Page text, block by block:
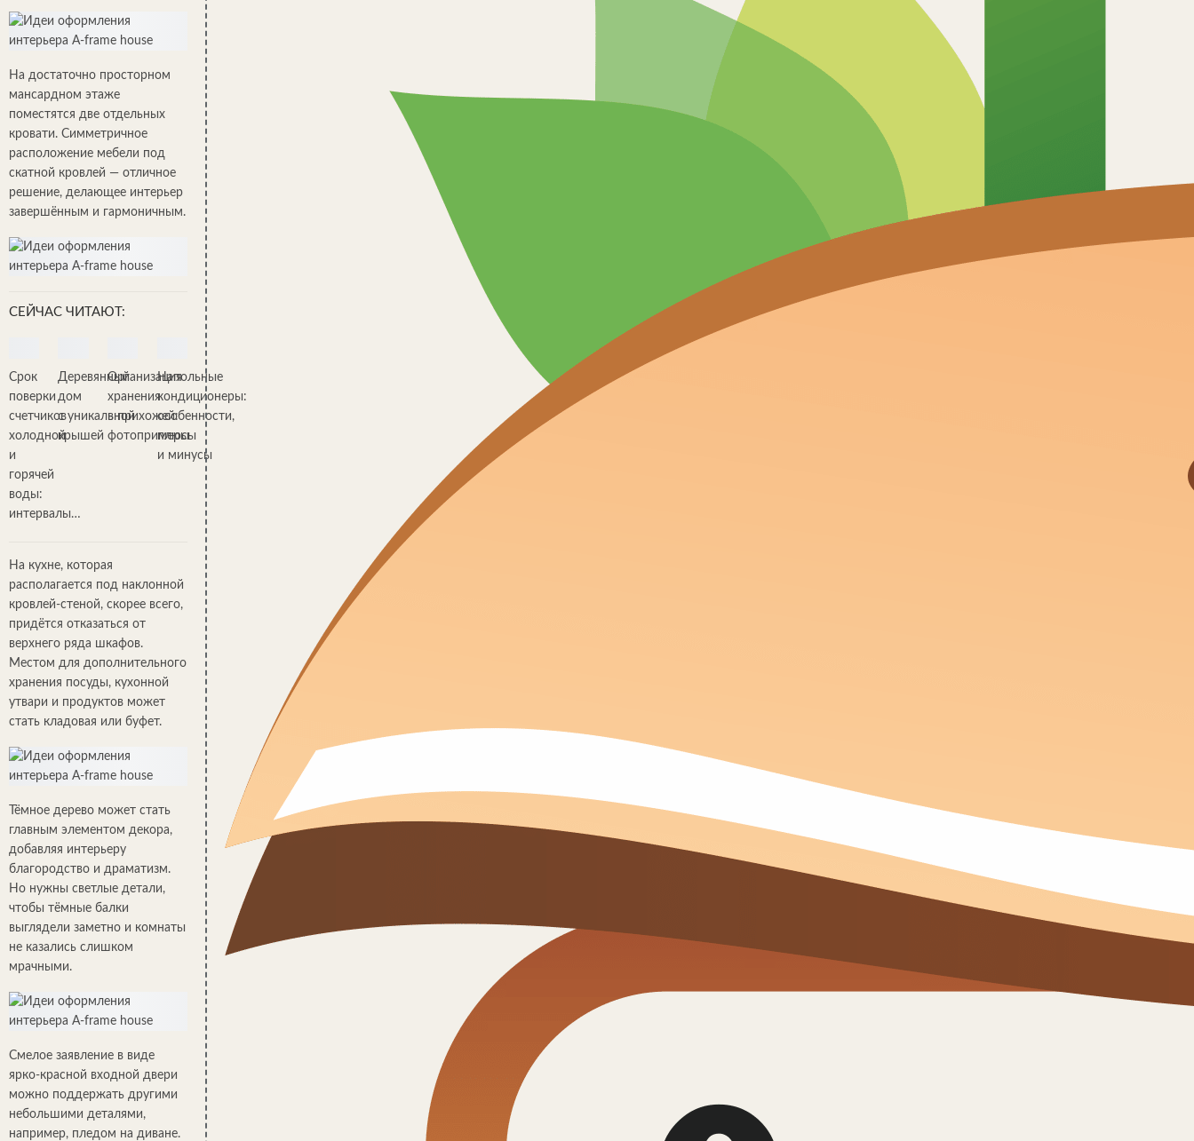
На достаточно просторном
мансардном этаже
поместятся две отдельных
кровати. Симметричное
расположение мебели под
скатной кровлей — отличное
решение, делающее интерьер
завершённым и гармоничным.
СЕЙЧАС ЧИТАЮТ:
Срок
поверки
счетчиков
холодной
и
горячей
воды:
интервалы…
Деревянный
дом
с уникальной
крышей
Организация
хранения
в прихожей:
фотопримеры
Напольные
кондиционеры:
особенности,
плюсы
и минусы
На кухне, которая
располагается под наклонной
кровлей-стеной, скорее всего,
придётся отказаться от
верхнего ряда шкафов.
Местом для дополнительного
хранения посуды, кухонной
утвари и продуктов может
стать кладовая или буфет.
Тёмное дерево может стать
главным элементом декора,
добавляя интерьеру
благородство и драматизм.
Но нужны светлые детали,
чтобы тёмные балки
выглядели заметно и комнаты
не казались слишком
мрачными.
Смелое заявление в виде
ярко-красной входной двери
можно поддержать другими
небольшими деталями,
например, пледом на диване.